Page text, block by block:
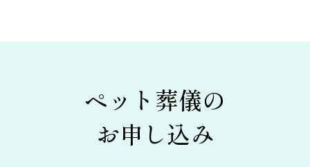
ペット葬儀の
お申し込み